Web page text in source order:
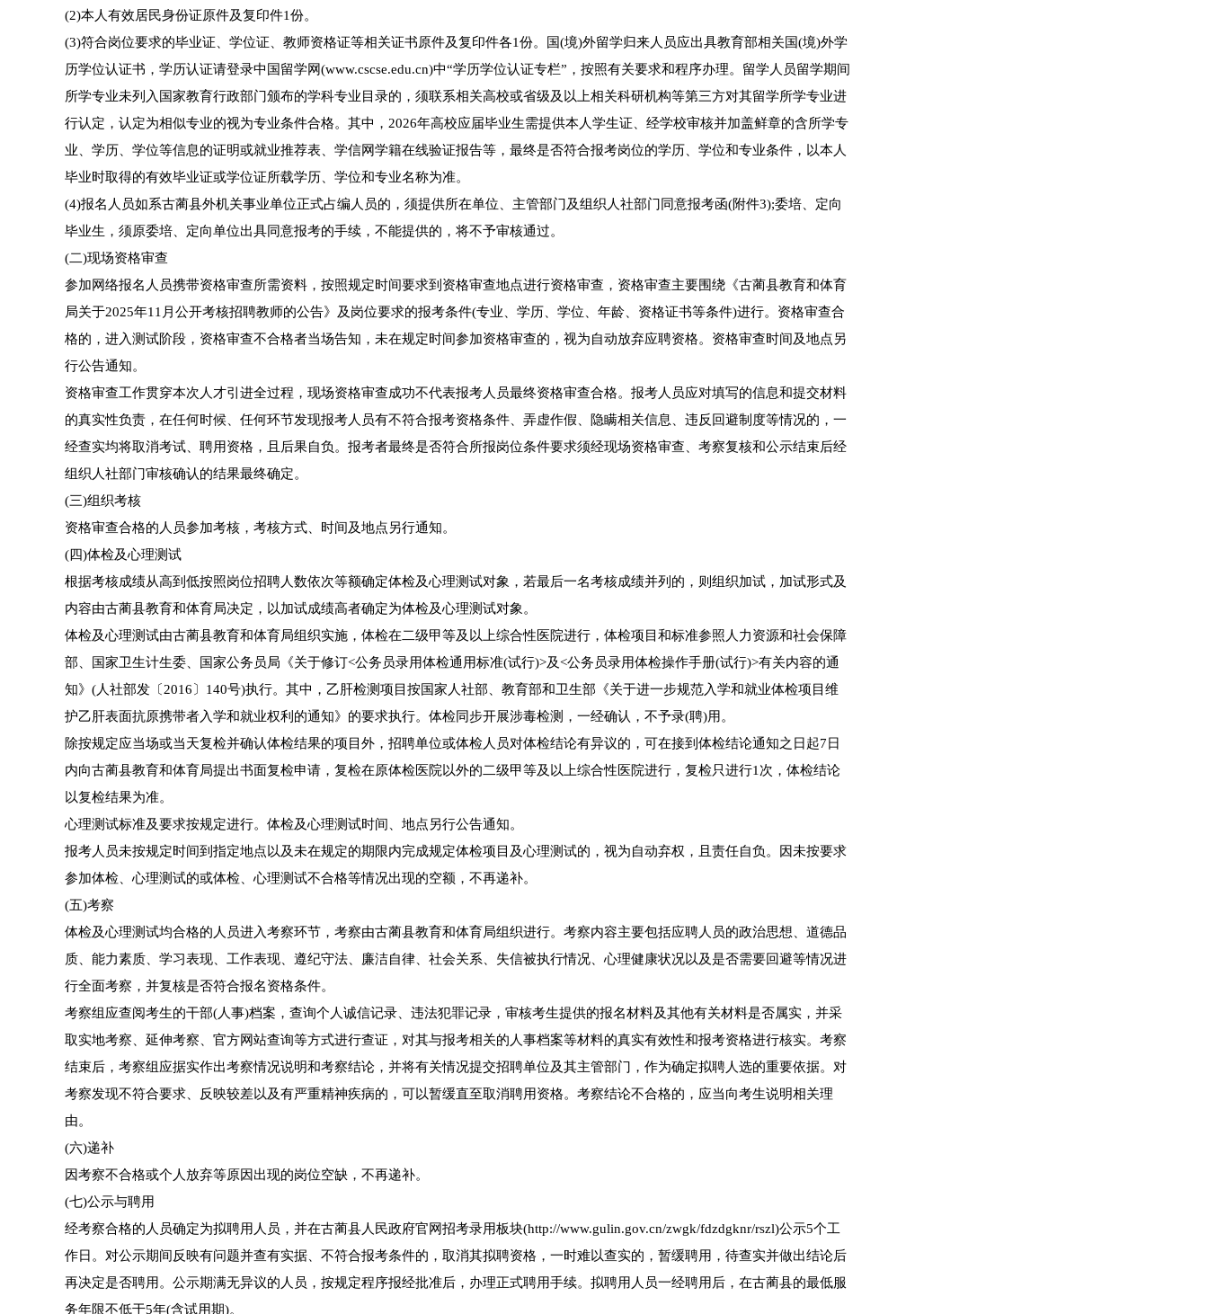
(2)本人有效居民身份证原件及复印件1份。
(3)符合岗位要求的毕业证、学位证、教师资格证等相关证书原件及复印件各1份。国(境)外留学归来人员应出具教育部相关国(境)外学
历学位认证书，学历认证请登录中国留学网(www.cscse.edu.cn)中“学历学位认证专栏”，按照有关要求和程序办理。留学人员留学期间
所学专业未列入国家教育行政部门颁布的学科专业目录的，须联系相关高校或省级及以上相关科研机构等第三方对其留学所学专业进
行认定，认定为相似专业的视为专业条件合格。其中，2026年高校应届毕业生需提供本人学生证、经学校审核并加盖鲜章的含所学专
业、学历、学位等信息的证明或就业推荐表、学信网学籍在线验证报告等，最终是否符合报考岗位的学历、学位和专业条件，以本人
毕业时取得的有效毕业证或学位证所载学历、学位和专业名称为准。
(4)报名人员如系古蔺县外机关事业单位正式占编人员的，须提供所在单位、主管部门及组织人社部门同意报考函(附件3);委培、定向
毕业生，须原委培、定向单位出具同意报考的手续，不能提供的，将不予审核通过。
(二)现场资格审查
参加网络报名人员携带资格审查所需资料，按照规定时间要求到资格审查地点进行资格审查，资格审查主要围绕《古蔺县教育和体育
局关于2025年11月公开考核招聘教师的公告》及岗位要求的报考条件(专业、学历、学位、年龄、资格证书等条件)进行。资格审查合
格的，进入测试阶段，资格审查不合格者当场告知，未在规定时间参加资格审查的，视为自动放弃应聘资格。资格审查时间及地点另
行公告通知。
资格审查工作贯穿本次人才引进全过程，现场资格审查成功不代表报考人员最终资格审查合格。报考人员应对填写的信息和提交材料
的真实性负责，在任何时候、任何环节发现报考人员有不符合报考资格条件、弄虚作假、隐瞒相关信息、违反回避制度等情况的，一
经查实均将取消考试、聘用资格，且后果自负。报考者最终是否符合所报岗位条件要求须经现场资格审查、考察复核和公示结束后经
组织人社部门审核确认的结果最终确定。
(三)组织考核
资格审查合格的人员参加考核，考核方式、时间及地点另行通知。
(四)体检及心理测试
根据考核成绩从高到低按照岗位招聘人数依次等额确定体检及心理测试对象，若最后一名考核成绩并列的，则组织加试，加试形式及
内容由古蔺县教育和体育局决定，以加试成绩高者确定为体检及心理测试对象。
体检及心理测试由古蔺县教育和体育局组织实施，体检在二级甲等及以上综合性医院进行，体检项目和标准参照人力资源和社会保障
部、国家卫生计生委、国家公务员局《关于修订<公务员录用体检通用标准(试行)>及<公务员录用体检操作手册(试行)>有关内容的通
知》(人社部发〔2016〕140号)执行。其中，乙肝检测项目按国家人社部、教育部和卫生部《关于进一步规范入学和就业体检项目维
护乙肝表面抗原携带者入学和就业权利的通知》的要求执行。体检同步开展涉毒检测，一经确认，不予录(聘)用。
除按规定应当场或当天复检并确认体检结果的项目外，招聘单位或体检人员对体检结论有异议的，可在接到体检结论通知之日起7日
内向古蔺县教育和体育局提出书面复检申请，复检在原体检医院以外的二级甲等及以上综合性医院进行，复检只进行1次，体检结论
以复检结果为准。
心理测试标准及要求按规定进行。体检及心理测试时间、地点另行公告通知。
报考人员未按规定时间到指定地点以及未在规定的期限内完成规定体检项目及心理测试的，视为自动弃权，且责任自负。因未按要求
参加体检、心理测试的或体检、心理测试不合格等情况出现的空额，不再递补。
(五)考察
体检及心理测试均合格的人员进入考察环节，考察由古蔺县教育和体育局组织进行。考察内容主要包括应聘人员的政治思想、道德品
质、能力素质、学习表现、工作表现、遵纪守法、廉洁自律、社会关系、失信被执行情况、心理健康状况以及是否需要回避等情况进
行全面考察，并复核是否符合报名资格条件。
考察组应查阅考生的干部(人事)档案，查询个人诚信记录、违法犯罪记录，审核考生提供的报名材料及其他有关材料是否属实，并采
取实地考察、延伸考察、官方网站查询等方式进行查证，对其与报考相关的人事档案等材料的真实有效性和报考资格进行核实。考察
结束后，考察组应据实作出考察情况说明和考察结论，并将有关情况提交招聘单位及其主管部门，作为确定拟聘人选的重要依据。对
考察发现不符合要求、反映较差以及有严重精神疾病的，可以暂缓直至取消聘用资格。考察结论不合格的，应当向考生说明相关理
由。
(六)递补
因考察不合格或个人放弃等原因出现的岗位空缺，不再递补。
(七)公示与聘用
经考察合格的人员确定为拟聘用人员，并在古蔺县人民政府官网招考录用板块(http://www.gulin.gov.cn/zwgk/fdzdgknr/rszl)公示5个工
作日。对公示期间反映有问题并查有实据、不符合报考条件的，取消其拟聘资格，一时难以查实的，暂缓聘用，待查实并做出结论后
再决定是否聘用。公示期满无异议的人员，按规定程序报经批准后，办理正式聘用手续。拟聘用人员一经聘用后，在古蔺县的最低服
务年限不低于5年(含试用期)。